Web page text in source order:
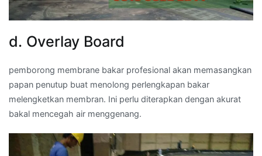
d. Overlay Board
pemborong membrane bakar profesional akan memasangkan
papan penutup buat menolong perlengkapan bakar
melengketkan membran. Ini perlu diterapkan dengan akurat
bakal mencegah air menggenang.